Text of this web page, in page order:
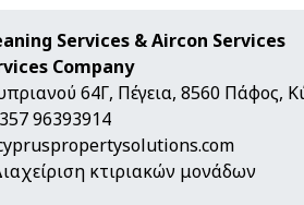
Services & Aircon Services
Company
64Γ, Πέγεια, 8560 Πάφος,
96393914
κτιριακών μονάδων